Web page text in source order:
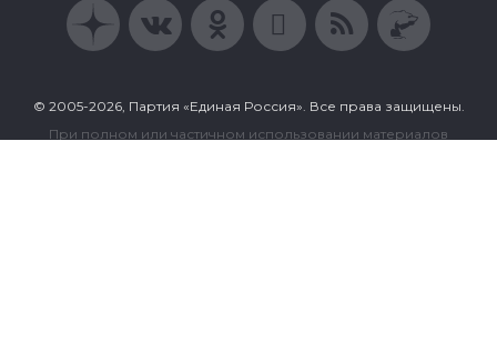
© 2005-2026, Партия «Единая Россия». Все права защищены.
При полном или частичном использовании материалов